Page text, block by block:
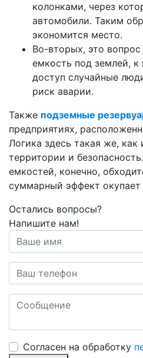
колонками, через
автомобили. Таким
экономится место.
Во-вторых, это вопрос
емкость под землей, к
доступ случайные
риск аварии.
Также подземные
предприятиях,
Логика здесь такая же,
территории и
емкостей, конечно,
суммарный эффект окупает
Остались вопросы?
Напишите нам!
Cогласен на обработку